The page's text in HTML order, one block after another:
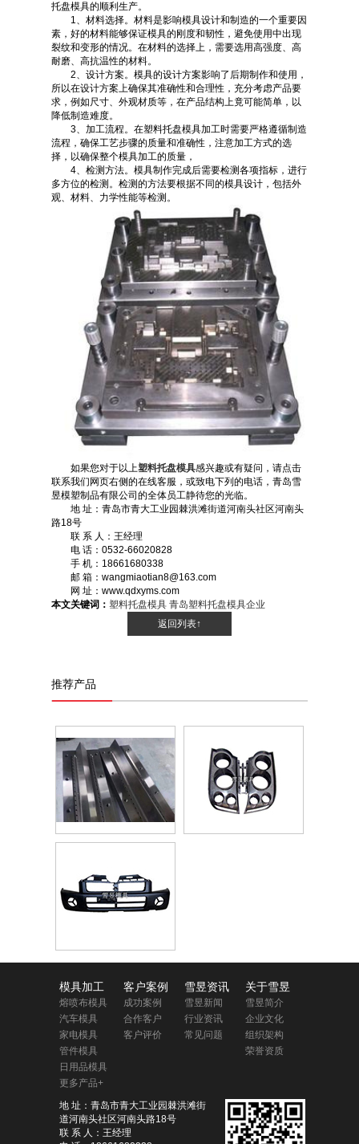
托盘模具的顺利生产。
1、材料选择。材料是影响模具设计和制造的一个重要因
素，好的材料能够保证模具的刚度和韧性，避免使用中出现
裂纹和变形的情况。在材料的选择上，需要选用高强度、高
耐磨、高抗温性的材料。
2、设计方案。模具的设计方案影响了后期制作和使用，
所以在设计方案上确保其准确性和合理性，充分考虑产品要
求，例如尺寸、外观材质等，在产品结构上竟可能简单，以
降低制造难度。
3、加工流程。在塑料托盘模具加工时需要严格遵循制造
流程，确保工艺步骤的质量和准确性，注意加工方式的选
择，以确保整个模具加工的质量，
4、检测方法。模具制作完成后需要检测各项指标，进行
多方位的检测。检测的方法要根据不同的模具设计，包括外
观、材料、力学性能等检测。
如果您对于以上塑料托盘模具感兴趣或有疑问，请点击
联系我们网页右侧的在线客服，或致电下列的电话，青岛雪
昱模塑制品有限公司的全体员工静待您的光临。
地 址：青岛市青大工业园棘洪滩街道河南头社区河南头
路18号
联 系 人：王经理
电 话：0532-66020828
手 机：18661680338
邮 箱：wangmiaotian8@163.com
网 址：www.qdxyms.com
本文关键词： 塑料托盘模具 青岛塑料托盘模具企业
返回列表↑
推荐产品
模具加工
熔喷布模具
汽车模具
家电模具
管件模具
日用品模具
更多产品+
客户案例
成功案例
合作客户
客户评价
雪昱资讯
雪昱新闻
行业资讯
常见问题
关于雪昱
雪昱简介
企业文化
组织架构
荣誉资质
地 址：青岛市青大工业园棘洪滩街
道河南头社区河南头路18号
联 系 人：王经理